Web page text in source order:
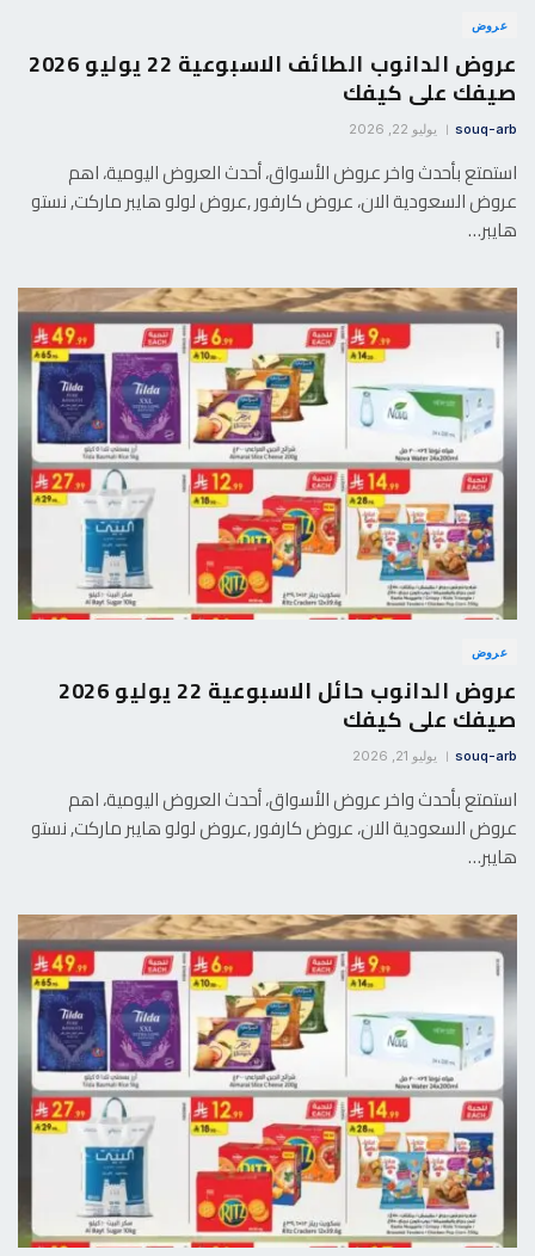
عروض
عروض الدانوب الطائف الاسبوعية 22 يوليو 2026
صيفك على كيفك
souq-arb يوليو 22, 2026
استمتع بأحدث واخر عروض الأسواق، أحدث العروض اليومية، اهم
عروض السعودية الان، عروض كارفور ,عروض لولو هايبر ماركت, نستو
هايبر…
عروض
عروض الدانوب حائل الاسبوعية 22 يوليو 2026
صيفك على كيفك
souq-arb يوليو 21, 2026
استمتع بأحدث واخر عروض الأسواق، أحدث العروض اليومية، اهم
عروض السعودية الان، عروض كارفور ,عروض لولو هايبر ماركت, نستو
هايبر…